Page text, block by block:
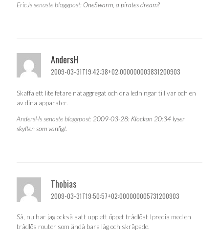
EricJs senaste bloggpost: OneSwarm, a pirates dream?
AndersH
2009-03-31T19:42:38+02:000000003831200903
Skaffa ett lite fetare nätaggregat och dra ledningar till var och en
av dina apparater.
AndersHs senaste bloggpost: 2009-03-28: Klockan 20:34 lyser
skylten som vanligt.
Thobias
2009-03-31T19:50:57+02:000000005731200903
Så, nu har jag också satt upp ett öppet trådlöst Ipredia med en
trådlös router som ändå bara låg och skräpade.